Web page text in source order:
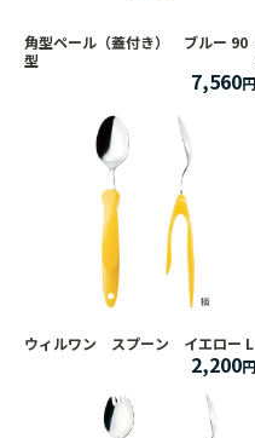
角型ペール（蓋付き） ブルー 90
型
7,560
ウィルワン スプーン イエロー L
2,200